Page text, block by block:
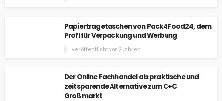
Papiertragetaschen von Pack4Food24, dem
Profi für Verpackung und Werbung
veröffentlicht vor 2 Jahren
Der Online Fachhandel als praktische und
zeitsparende Alternative zum C+C
Großmarkt